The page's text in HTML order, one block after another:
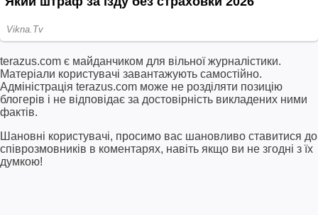
terazus.com є майданчиком для вільної журналістики.
Матеріали користувачі завантажують самостійно.
Адміністрація terazus.com може не розділяти позицію
блогерів і не відповідає за достовірність викладених ними
фактів.
Шановні користувачі, просимо вас шановливо ставитися до
співрозмовників в коментарях, навіть якщо ви не згодні з їх
думкою!